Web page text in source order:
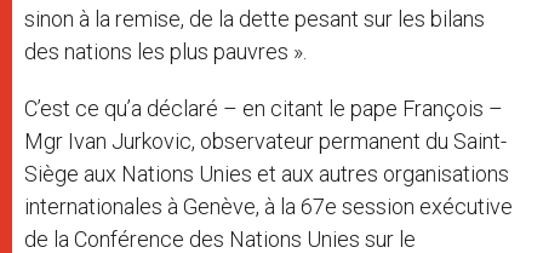
sinon à la remise, de la dette pesant sur les bilans
des nations les plus pauvres ».
C’est ce qu’a déclaré – en citant le pape François –
Mgr Ivan Jurkovic, observateur permanent du Saint-
Siège aux Nations Unies et aux autres organisations
internationales à Genève, à la 67e session exécutive
de la Conférence des Nations Unies sur le